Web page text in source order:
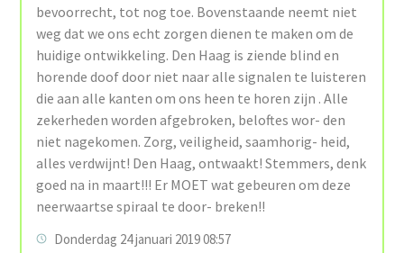
bevoorrecht, tot nog toe. Bovenstaande neemt niet
weg dat we ons echt zorgen dienen te maken om de
huidige ontwikkeling. Den Haag is ziende blind en
horende doof door niet naar alle signalen te luisteren
die aan alle kanten om ons heen te horen zijn . Alle
zekerheden worden afgebroken, beloftes wor- den
niet nagekomen. Zorg, veiligheid, saamhorig- heid,
alles verdwijnt! Den Haag, ontwaakt! Stemmers, denk
goed na in maart!!! Er MOET wat gebeuren om deze
neerwaartse spiraal te door- breken!!
Donderdag 24 januari 2019 08:57